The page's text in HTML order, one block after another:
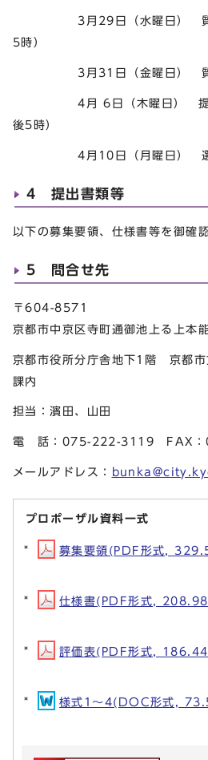
3月29日（水曜日） 質問
5時）
3月31日（金曜日） 質
4月 6日（木曜日） 提案
後5時）
4月10日（月曜日） 選定
4 提出書類等
以下の募集要領、仕様書等を御確
5 問合せ先
〒604-8571
京都市中京区寺町通御池上る上本
京都市役所分庁舎地下1階 京都市
課内
担当：濱田、山田
電 話：075-222-3119 FAX：
メールアドレス：
プロポーザル資料一式
募集要領(PDF形式,
仕様書(PDF形式,
評価表(PDF形式,
様式1～4(DOC形式,